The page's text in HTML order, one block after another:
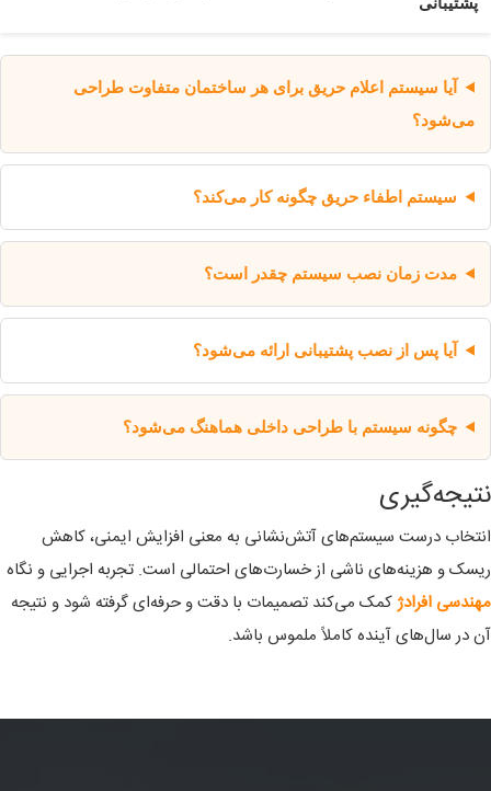
آیا سیستم اعلام حریق برای هر ساختمان متفاوت طراحی
می‌شود؟
سیستم اطفاء حریق چگونه کار می‌کند؟
مدت زمان نصب سیستم چقدر است؟
آیا پس از نصب پشتیبانی ارائه می‌شود؟
چگونه سیستم با طراحی داخلی هماهنگ می‌شود؟
نتیجه‌گیری
انتخاب درست سیستم‌های آتش‌نشانی به معنی افزایش ایمنی، کاهش
ریسک و هزینه‌های ناشی از خسارت‌های احتمالی است. تجربه اجرایی و نگاه
مهندسی افرادژکمک می‌کند تصمیمات با دقت و حرفه‌ای گرفته شود و نتیجه
آن در سال‌های آینده کاملاً ملموس باشد.